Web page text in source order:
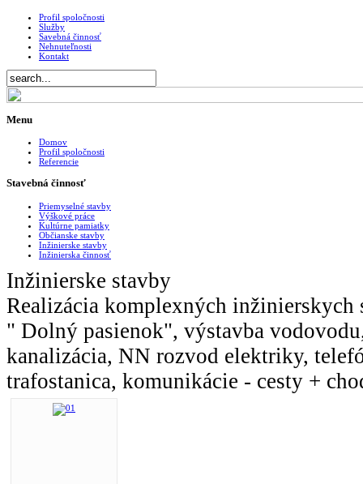
Profil spoločnosti
Služby
Savebná činnosť
Nehnuteľnosti
Kontakt
Menu
Domov
Profil spoločnosti
Referencie
Stavebná činnosť
Priemyselné stavby
Výškové práce
Kultúrne pamiatky
Občianske stavby
Inžinierske stavby
Inžinierska činnosť
Inžinierske stavby
Realizácia komplexných
" Dolný pasienok", výstavba
kanalizácia, NN rozvod elektriky,
trafostanica, komunikácie - cesty +